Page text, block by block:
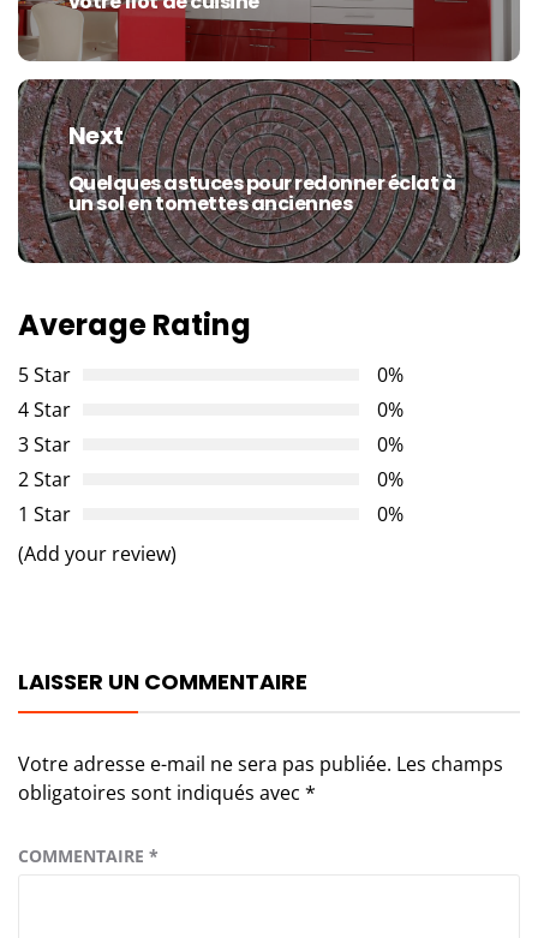
post:
Next
Next
post:
Quelques astuces pour redonner éclat à
un sol en tomettes anciennes​
Average Rating
5 Star
0%
4 Star
0%
3 Star
0%
2 Star
0%
1 Star
0%
(Add your review)
LAISSER UN COMMENTAIRE
Votre adresse e-mail ne sera pas publiée. Les champs
obligatoires sont indiqués avec *
COMMENTAIRE *